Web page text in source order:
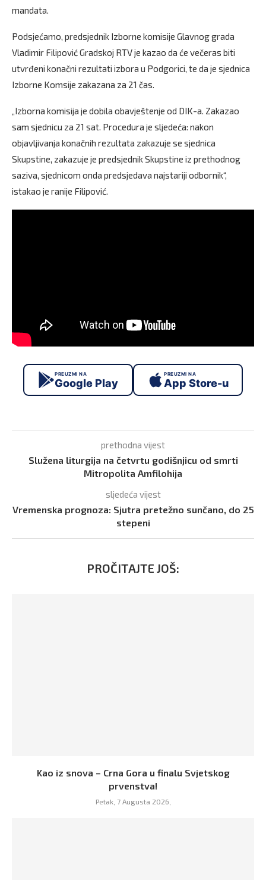
mandata.
Podsjećamo, predsjednik Izborne komisije Glavnog grada
Vladimir Filipović Gradskoj RTV je kazao da će večeras biti
utvrđeni konačni rezultati izbora u Podgorici, te da je sjednica
Izborne Komsije zakazana za 21 čas.
„Izborna komisija je dobila obavještenje od DIK-a. Zakazao
sam sjednicu za 21 sat. Procedura je sljedeća: nakon
objavljivanja konačnih rezultata zakazuje se sjednica
Skupstine, zakazuje je predsjednik Skupstine iz prethodnog
saziva, sjednicom onda predsjedava najstariji odbornik“,
istakao je ranije Filipović.
PREUZMI NA
Google Play
PREUZMI NA
App Store-u
prethodna vijest
Služena liturgija na četvrtu godišnjicu od smrti
Mitropolita Amfilohija
sljedeća vijest
Vremenska prognoza: Sjutra pretežno sunčano, do 25
stepeni
PROČITAJTE JOŠ:
Kao iz snova – Crna Gora u finalu Svjetskog
prvenstva!
Petak, 7 Augusta 2026,